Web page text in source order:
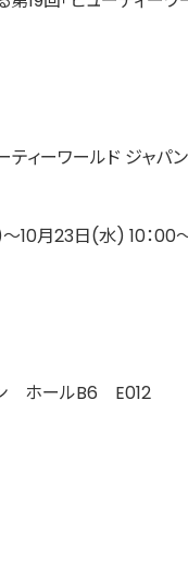
ティーワールド ジャパ
10月23日(水) 10：00～
ン ホールB6 E012